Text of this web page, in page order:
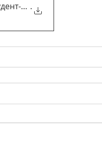
беглец и тикт
.